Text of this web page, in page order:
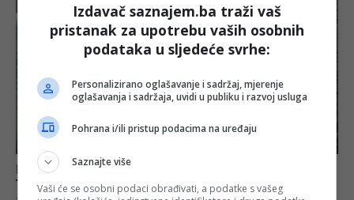
Izdavač saznajem.ba traži vaš
pristanak za upotrebu vaših osobnih
podataka u sljedeće svrhe:
Personalizirano oglašavanje i sadržaj, mjerenje
oglašavanja i sadržaja, uvidi u publiku i razvoj usluga
Pohrana i/ili pristup podacima na uređaju
Saznajte više
Vaši će se osobni podaci obrađivati, a podatke s vašeg